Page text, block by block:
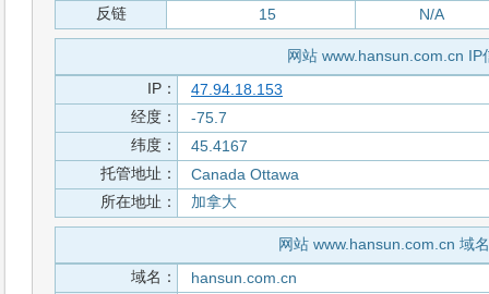
反链
15 N/A
网站 www.hansun.com.cn IP
IP：
47.94.18.153
经度：
-75.7
纬度：
45.4167
托管地址：
Canada Ottawa
所在地址：
加拿大
网站 www.hansun.com.cn 域
域名：
hansun.com.cn